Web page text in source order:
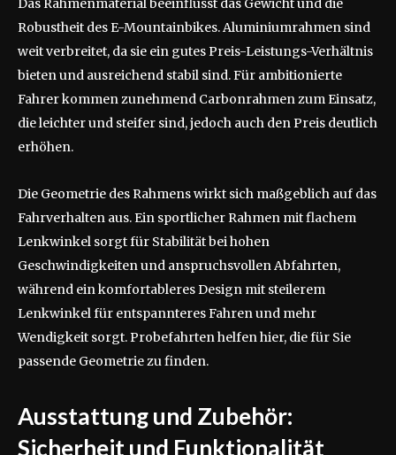
Das Rahmenmaterial beeinflusst das Gewicht und die
Robustheit des E-Mountainbikes. Aluminiumrahmen sind
weit verbreitet, da sie ein gutes Preis-Leistungs-Verhältnis
bieten und ausreichend stabil sind. Für ambitionierte
Fahrer kommen zunehmend Carbonrahmen zum Einsatz,
die leichter und steifer sind, jedoch auch den Preis deutlich
erhöhen.
Die Geometrie des Rahmens wirkt sich maßgeblich auf das
Fahrverhalten aus. Ein sportlicher Rahmen mit flachem
Lenkwinkel sorgt für Stabilität bei hohen
Geschwindigkeiten und anspruchsvollen Abfahrten,
während ein komfortableres Design mit steilerem
Lenkwinkel für entspannteres Fahren und mehr
Wendigkeit sorgt. Probefahrten helfen hier, die für Sie
passende Geometrie zu finden.
Ausstattung und Zubehör:
Sicherheit und Funktionalität